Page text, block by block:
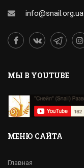
info@snail.org.ua
MЫ В YOUTUBE
МЕНЮ САЙТА
Главная